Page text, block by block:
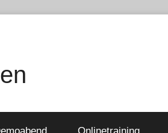
Onlinetraining